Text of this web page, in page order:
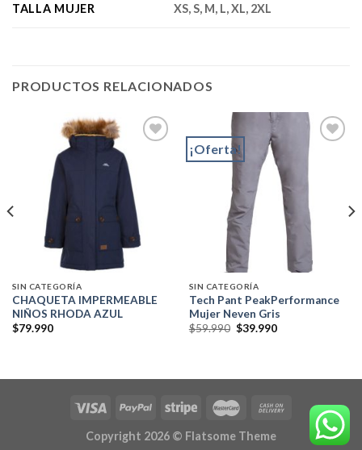
TALLA MUJER XS, S, M, L, XL, 2XL
PRODUCTOS RELACIONADOS
wishlist
SIN CATEGORÍA
CHAQUETA IMPERMEABLE
NIÑOS RHODA AZUL
$79.990
¡Oferta!
SIN CATEGORÍA
Tech Pant PeakPerformance
Mujer Neven Gris
$59.990 El
$39.990El
Copyright 2026 © Flatsome Theme